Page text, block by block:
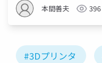
本間善夫 396
#3Dプリンタ